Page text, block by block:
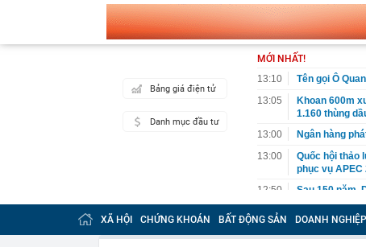
Bảng giá điện tử
Danh mục đầu tư
MỚI NHẤT!
13:10
Tên gọi Ô
13:05
Khoan 600m
1.160 thùng
13:00
Ngân hàng
13:00
Quốc hội thảo
phục vụ APEC
12:50
Sau 150 năm,
12:46
Chính phủ
thiểu 65%
XÃ HỘI CHỨNG KHOÁN BẤT ĐỘNG SẢN DOANH NGHIỆP